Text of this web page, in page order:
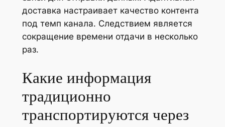
доставка настраивает качество контента
под темп канала. Следствием является
сокращение времени отдачи в несколько
раз.
Какие информация
традиционно
транспортируются через